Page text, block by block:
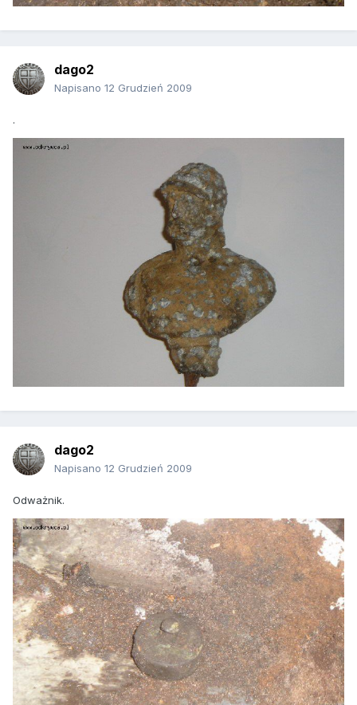
dago2
Napisano 12 Grudzień 2009
.
dago2
Napisano 12 Grudzień 2009
Odważnik.